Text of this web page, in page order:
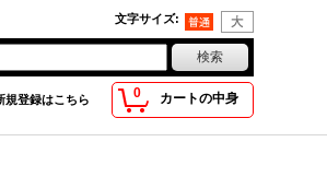
文字サイズ:
0 カートの中身
規登録はこちら